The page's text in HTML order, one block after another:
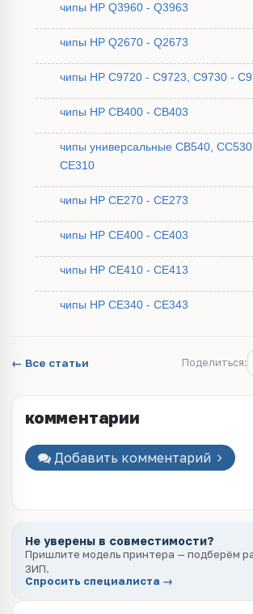
чипы HP Q3960 - Q3963
чипы HP Q2670 - Q2673
чипы HP C9720 - C9723, C9730 -
чипы HP CB400 - CB403
чипы универсальные CB540,
CE310
чипы HP CE270 - CE273
чипы HP CE400 - CE403
чипы HP CE410 - CE413
чипы HP CE340 - CE343
← Все статьи Поделиться:
комментарии
Добавить комментарий
Не уверены в совместимости?
Пришлите модель принтера — подберём
ЗИП.
Спросить специалиста →